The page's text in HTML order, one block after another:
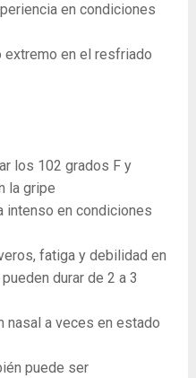
en condiciones
extremo en el resfriado
los 102 grados F y
la gripe
intenso en condiciones
fatiga y debilidad en
durar de 2 a 3
nasal a veces en estado
puede ser